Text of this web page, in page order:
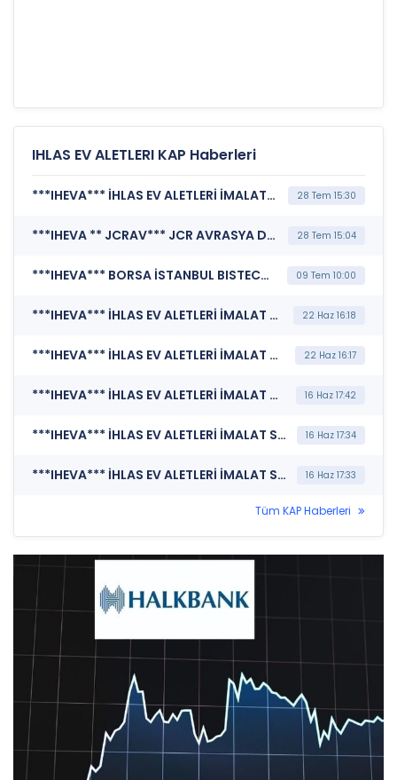
IHLAS EV ALETLERI KAP Haberleri
***IHEVA*** İHLAS EV ALETLERİ İMALAT SANAYİ VE TİCARET A.Ş. (Kurumsal Yönetim İlkelerine Uyum Derecelendirmesi) 28 Tem 15:30
***IHEVA ** JCRAV*** JCR AVRASYA DERECELENDİRME A.Ş. (Kurumsal Yönetim İlkelerine Uyum Derecelendirmesi) 28 Tem 15:04
***IHEVA*** BORSA İSTANBUL BISTECH DEVRE KESİCİ UYGULAMASI (Pay Bazında Devre Kesici Bildirimi) 09 Tem 10:00
***IHEVA*** İHLAS EV ALETLERİ İMALAT SANAYİ VE TİCARET A.Ş. (Bağımsız Denetim Kuruluşunun Belirlenmesi) 22 Haz 16:18
***IHEVA*** İHLAS EV ALETLERİ İMALAT SANAYİ VE TİCARET A.Ş. (Genel Kurul İşlemlerine İlişkin Bildirim) 22 Haz 16:17
***IHEVA*** İHLAS EV ALETLERİ İMALAT SANAYİ VE TİCARET A.Ş. (Kar Payı Dağıtım İşlemlerine İlişkin Bildirim) 16 Haz 17:42
***IHEVA*** İHLAS EV ALETLERİ İMALAT SANAYİ VE TİCARET A.Ş. (Bağımsız Denetim Kuruluşunun Belirlenmesi) 16 Haz 17:34
***IHEVA*** İHLAS EV ALETLERİ İMALAT SANAYİ VE TİCARET A.Ş. (Bağımsız Denetim Kuruluşunun Belirlenmesi) 16 Haz 17:33
Tüm KAP Haberleri